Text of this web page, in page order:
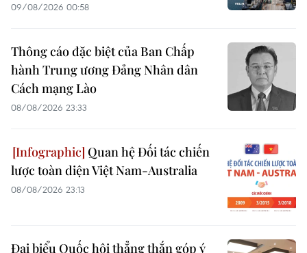
09/08/2026 00:58
Thông cáo đặc biệt của Ban Chấp
hành Trung ương Đảng Nhân dân
Cách mạng Lào
08/08/2026 23:33
Quan hệ Đối tác chiến
lược toàn diện Việt Nam-Australia
08/08/2026 23:13
Đại biểu Quốc hội thẳng thắn góp ý